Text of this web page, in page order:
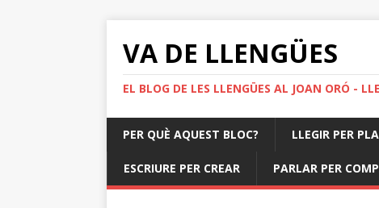
VA DE LLENGÜES
EL BLOG DE LES LLENGÜES AL JOAN ORÓ -
PER QUÈ AQUEST BLOC? LLEGIR PER
ESCRIURE PER CREAR PARLAR PER